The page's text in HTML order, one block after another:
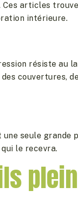
Ces articles
intérieure.
résiste au
couvertures,
seule grande
le recevra.